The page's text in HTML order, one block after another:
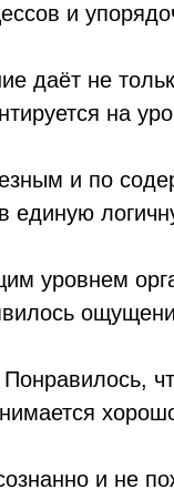
и
даёт не
на
и по
единую
уровнем
и не